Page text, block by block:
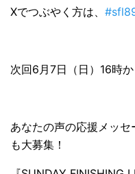
Xでつぶやく方は、
次回6月7日（日）16時
あなたの声の応援メッ
も大募集！